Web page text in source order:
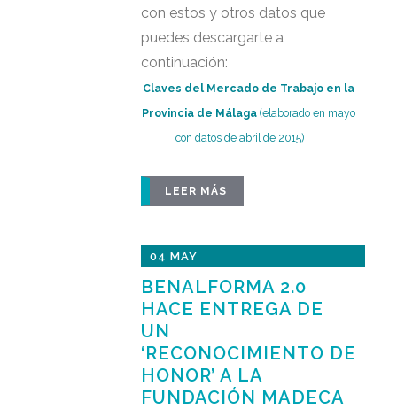
con estos y otros datos que
puedes descargarte a
continuación:
Claves del Mercado de Trabajo en la
Provincia de Málaga(elaborado en mayo
con datos de abril de 2015)
LEER MÁS
04 MAY
BENALFORMA 2.0
HACE ENTREGA DE
UN
‘RECONOCIMIENTO DE
HONOR’ A LA
FUNDACIÓN MADECA